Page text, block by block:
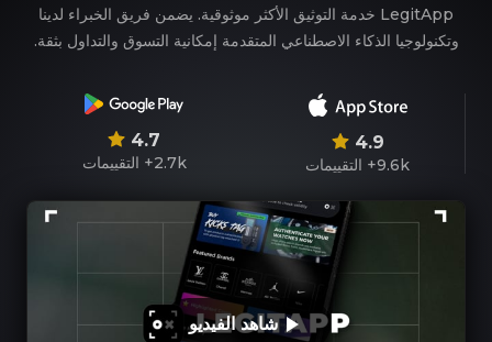
LegitApp خدمة التوثيق الأكثر موثوقية. يضمن فريق الخبراء لدينا
وتكنولوجيا الذكاء الاصطناعي المتقدمة إمكانية التسوق والتداول بثقة.
4.9
9.6k+ التقييمات
4.7
2.7k+ التقييمات
شاهد الفيديو